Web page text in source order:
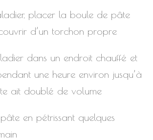
placer la boule de pâte
d’un torchon propre
dans un endroit chauffé et
une heure environ jusqu’à
ait doublé de volume
en pétrissant quelques